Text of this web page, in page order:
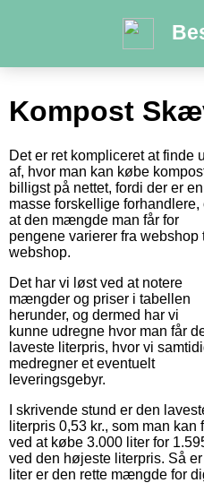
Kompost
Det er ret kompliceret at finde
af, hvor man kan købe
billigst på nettet, fordi der er en
masse forskellige forhandlere,
at den mængde man får for
pengene varierer fra webshop
webshop.
Det har vi løst ved at notere
mængder og priser i tabellen
herunder, og dermed har vi
kunne udregne hvor man får
laveste literpris, hvor vi
medregner et eventuelt
leveringsgebyr.
I skrivende stund er den
literpris 0,53 kr., som man kan
ved at købe 3.000 liter for
ved den højeste literpris. Så
liter er den rette mængde for